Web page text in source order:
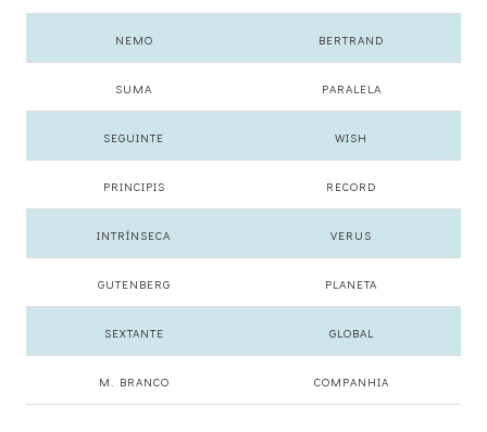
NEMO BERTRAND
SUMA PARALELA
SEGUINTE WISH
PRINCIPIS RECORD
INTRÍNSECA VERUS
GUTENBERG PLANETA
SEXTANTE GLOBAL
M. BRANCO COMPANHIA